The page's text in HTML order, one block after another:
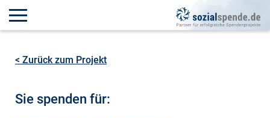
< Zurück zum Projekt
Sie spenden für: